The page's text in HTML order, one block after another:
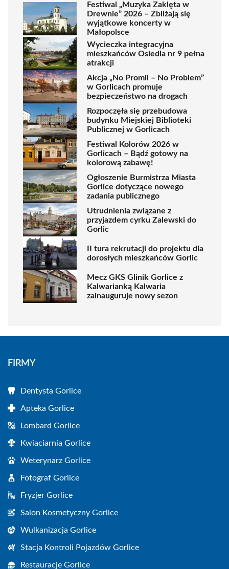
Festiwal „Muzyka Zaklęta w
Drewnie” 2026 – Zbliżają się
wyjątkowe koncerty w
Małopolsce
Wycieczka integracyjna
mieszkańców Osiedla nr 9 pełna
atrakcji
Akcja „No Promil – No Problem”
w Gorlicach promuje
bezpieczeństwo na drogach
Rozpoczęła się przebudowa
budynku Miejskiej Biblioteki
Publicznej w Gorlicach
Festiwal Kolorów 2026 w
Gorlicach – Bądź gotowy na
kolorową zabawę!
Ogłoszenie Burmistrza Miasta
Gorlice dotyczące nowego
zadania publicznego
Utrudnienia związane z
przyjazdem cyrku Zalewski do
Gorlic
II tura rekrutacji do projektu dla
dorosłych mieszkańców Gorlic
Mecz GKS Glinik Gorlice z
Kalwarianką Kalwaria
zainauguruje nowy sezon
FIRMY
Dentysta Gorlice
Apteka Gorlice
Lombard Gorlice
Kwiaciarnia Gorlice
Weterynarz Gorlice
Fotograf Gorlice
Fryzjer Gorlice
Salon Kosmetyczny Gorlice
Wulkanizacja Gorlice
Stacja Kontroli Pojazdów Gorlice
Restauracje Gorlice